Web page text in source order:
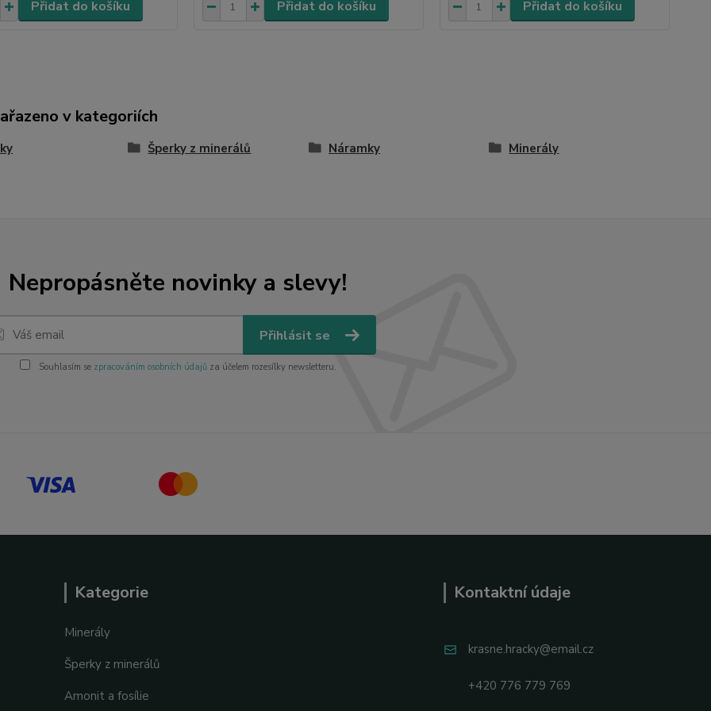
Přidat do košíku Přidat do košíku Přidat do košíku
v kategoriích
Šperky z minerálů Náramky Minerály
Nepropásněte novinky a slevy!
Přihlásit se
Souhlasím se zpracováním osobních údajůza účelem rozesílky newsletteru.
Kategorie
Minerály
Šperky z minerálů
Amonit a fosílie
Kontaktní údaje
krasne.hracky@email.cz
+420 776 779 769